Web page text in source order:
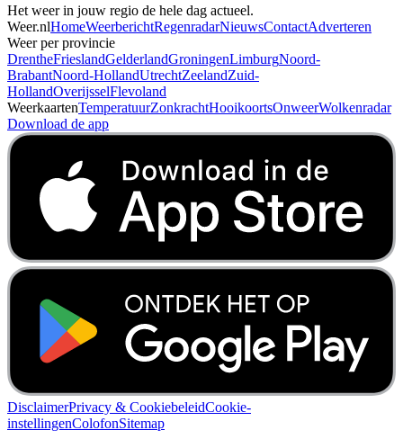
Het weer in jouw regio de hele dag actueel.
Weer.nlHomeWeerberichtRegenradarNieuwsContactAdverteren
Weer per provincie
DrentheFrieslandGelderlandGroningenLimburgNoord-
BrabantNoord-HollandUtrechtZeelandZuid-
HollandOverijsselFlevoland
WeerkaartenTemperatuurZonkrachtHooikoortsOnweerWolkenradar
Download de app
DisclaimerPrivacy & CookiebeleidCookie-
instellingenColofonSitemap